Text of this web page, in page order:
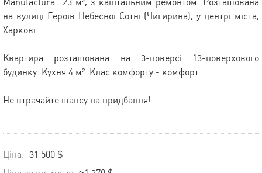
на вулиці Героїв Небесної Сотні (Чигирина), у центрі міста,
Харкові.
Квартира розташована на 3-поверсі 13-поверхового
будинку. Кухня 4 м². Клас комфорту - комфорт.
Не втрачайте шансу на придбання!
Ціна: 31 500 $